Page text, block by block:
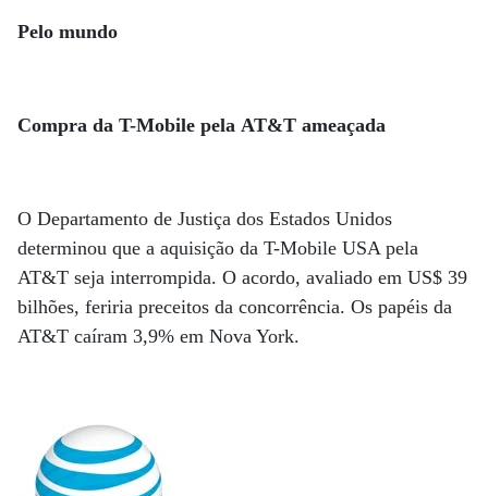
Pelo mundo
Compra da T-Mobile pela AT&T ameaçada
O Departamento de Justiça dos Estados Unidos
determinou que a aquisição da T-Mobile USA pela
AT&T seja interrompida. O acordo, avaliado em US$ 39
bilhões, feriria preceitos da concorrência. Os papéis da
AT&T caíram 3,9% em Nova York.